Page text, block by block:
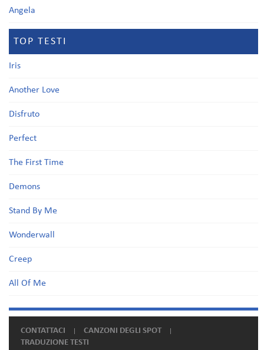
Angela
TOP TESTI
Iris
Another Love
Disfruto
Perfect
The First Time
Demons
Stand By Me
Wonderwall
Creep
All Of Me
CONTATTACI
CANZONI DEGLI SPOT
TRADUZIONE TESTI